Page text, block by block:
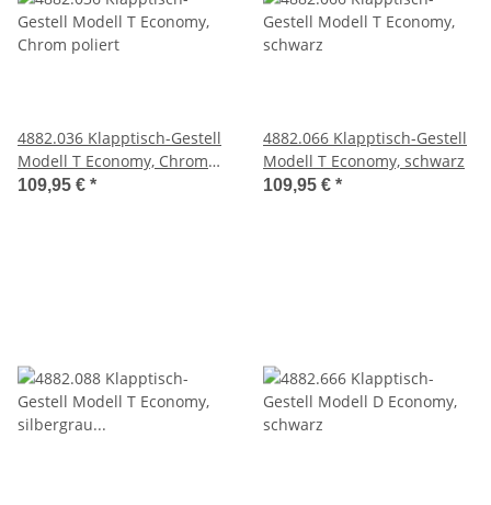
4882.036 Klapptisch-Gestell
Modell T Economy, Chrom
poliert
109,95 € *
4882.066 Klapptisch-Gestell
Modell T Economy, schwarz
109,95 € *